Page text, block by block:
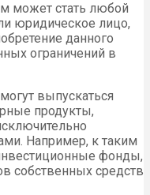
может стать любой
юридическое лицо,
данного
ограничений в
выпускаться
продукты,
Например, к таким
фонды,
собственных средств